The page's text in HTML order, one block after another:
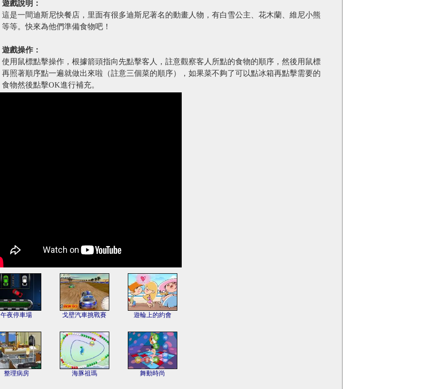
遊戲說明：
這是一間迪斯尼快餐店，里面有很多迪斯尼著名的動畫人物，有白雪公主、花木蘭、維尼小熊
等等。快來為他們準備食物吧！
遊戲操作：
使用鼠標點擊操作，根據箭頭指向先點擊客人，註意觀察客人所點的食物的順序，然後用鼠標
再照著順序點一遍就做出來啦（註意三個菜的順序），如果菜不夠了可以點冰箱再點擊需要的
食物然後點擊OK進行補充。
午夜停車場 戈壁汽車挑戰賽 遊輪上的約會
整理病房 海豚祖瑪 舞動時尚